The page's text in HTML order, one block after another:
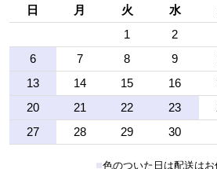
日 月 火 水
1
2
6
7 8 9
13
14 15 16
20
21 22 23
27
28 29 30
■色のついた日は配送はお